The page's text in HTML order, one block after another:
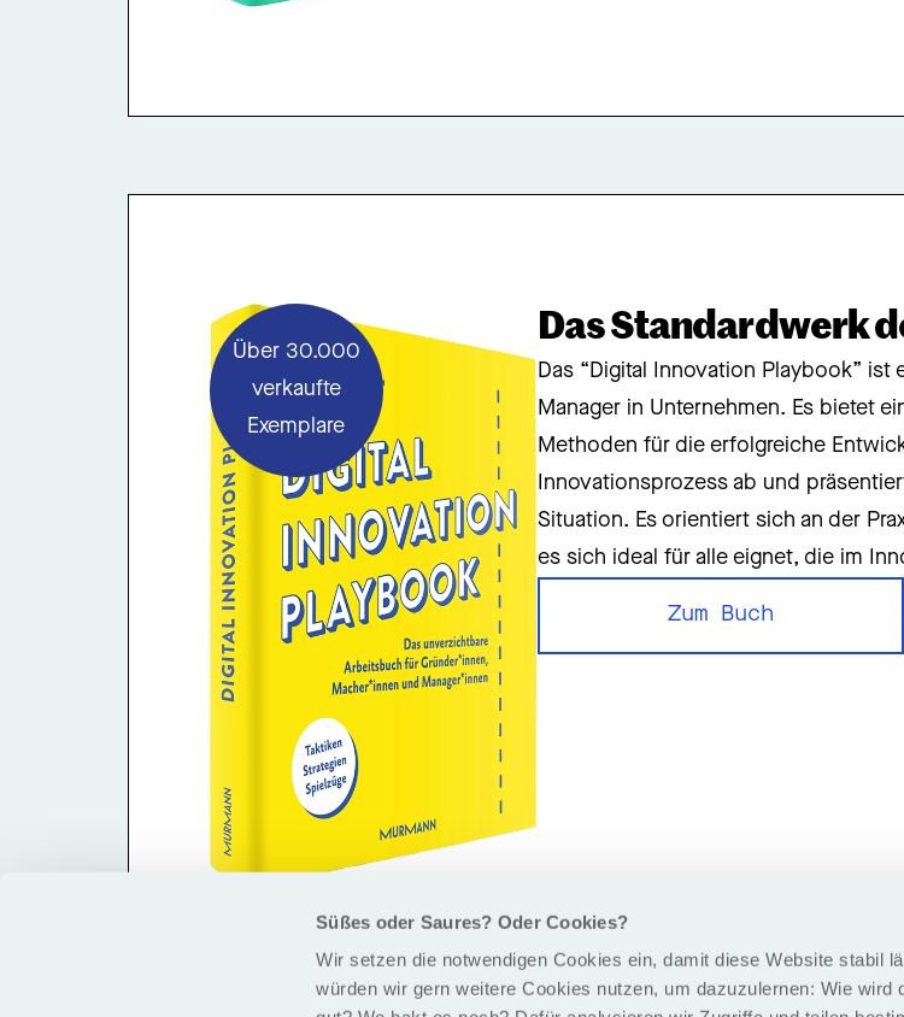
Süßes oder Saures? Oder Cookies?
Wir setzen die notwendigen Cookies ein, damit diese Website stabil
würden wir gern weitere Cookies nutzen, um dazuzulernen: Wie wird
Über 30.000
verkaufte
Exemplare
Das Standardwerk
Das “Digital Innovation Playbook”
Manager in Unternehmen. Es bietet
Methoden für die erfolgreiche
Innovationsprozess ab und
Situation. Es orientiert sich an der
es sich ideal für alle eignet, die im
Zum Buch